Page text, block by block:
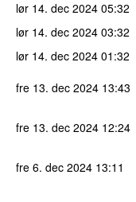
lør 14. dec 2024 05:32
lør 14. dec 2024 03:32
lør 14. dec 2024 01:32
fre 13. dec 2024 13:43
fre 13. dec 2024 12:24
fre 6. dec 2024 13:11